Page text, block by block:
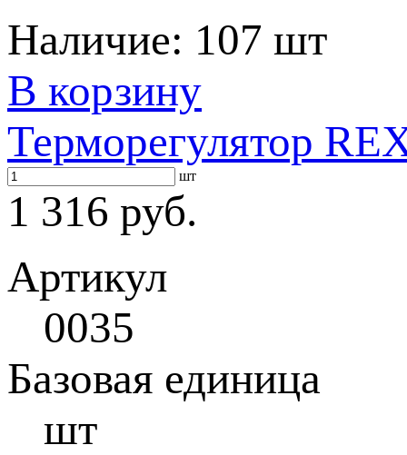
Наличие: 107 шт
В корзину
Терморегулятор
шт
1 316 руб.
Артикул
0035
Базовая единица
шт